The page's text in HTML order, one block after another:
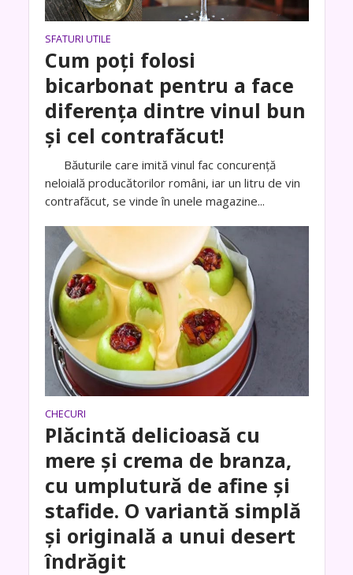
SFATURI UTILE
Cum poți folosi
bicarbonat pentru a face
diferența dintre vinul bun
și cel contrafăcut!
Băuturile care imită vinul fac concurenţă
neloială producătorilor români, iar un litru de vin
contrafăcut, se vinde în unele magazine...
CHECURI
Plăcintă delicioasă cu
mere și crema de branza,
cu umplutură de afine și
stafide. O variantă simplă
și originală a unui desert
îndrăgit